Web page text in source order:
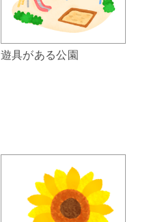
遊具がある公園